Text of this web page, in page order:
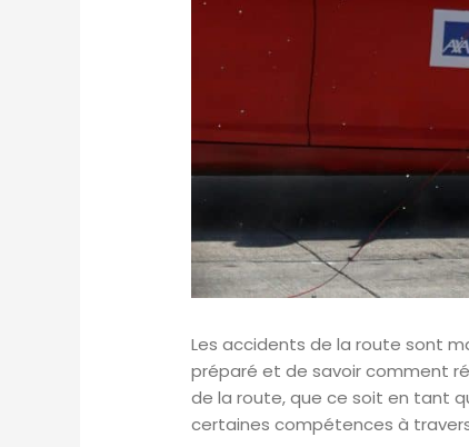
Les accidents de la route sont
préparé et de savoir comment
de la route, que ce soit en tant
certaines compétences à